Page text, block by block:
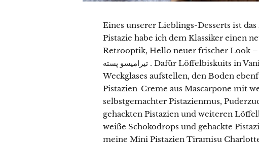
Eines unserer Lieblings-Desserts ist
Pistazie habe ich dem Klassiker einen
Retrooptik, Hello neuer frischer Look
تیرامیسو پسته . Dafür Löffelbiskuits in Vanille-Essenz eintauchen und am Rand eines
Weckglases aufstellen, den Boden
Pistazien-Creme aus Mascarpone mit
selbstgemachter Pistazienmus,
gehackten Pistazien und weiteren
weiße Schokodrops und gehackte
meine Mini Pistazien Tiramisu